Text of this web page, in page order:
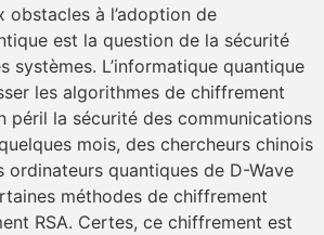
obstacles à l’adoption de
est la question de la sécurité
systèmes. L’informatique quantique
les algorithmes de chiffrement
péril la sécurité des communications
mois, des chercheurs chinois
ordinateurs quantiques de D-Wave
méthodes de chiffrement
RSA. Certes, ce chiffrement est